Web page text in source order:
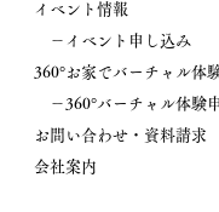
イベント情報
－イベント申し込み
360°お家でバーチャル体
－360°バーチャル体験
お問い合わせ・資料請求
会社案内